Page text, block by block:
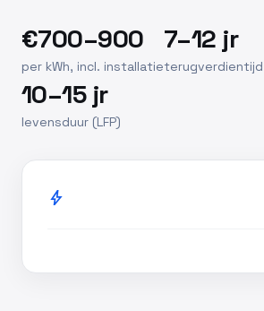
€700–900
per kWh, incl. installatie
7–12 jr
10–15 jr
levensduur (LFP)
bolt